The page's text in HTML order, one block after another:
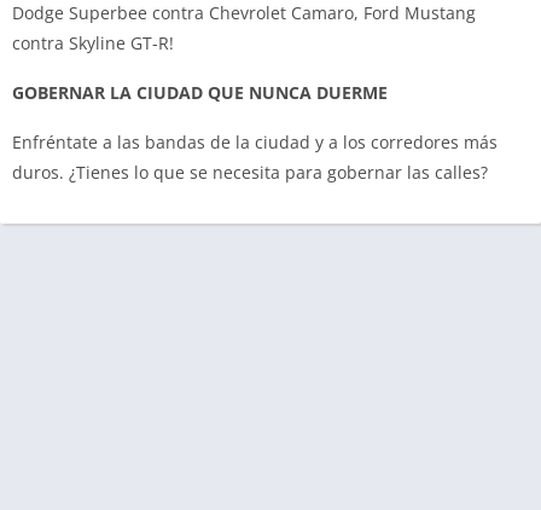
Dodge Superbee contra Chevrolet Camaro, Ford Mustang
contra Skyline GT-R!
GOBERNAR LA CIUDAD QUE NUNCA DUERME
Enfréntate a las bandas de la ciudad y a los corredores más
duros. ¿Tienes lo que se necesita para gobernar las calles?